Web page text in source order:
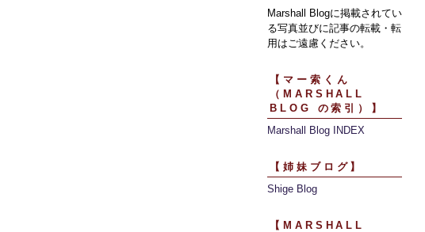
Marshall Blogに掲載されてい
る写真並びに記事の転載・転
用はご遠慮ください。
【マー索くん
（MARSHALL
BLOG の索引）】
Marshall Blog INDEX
【姉妹ブログ】
Shige Blog
【MARSHALL